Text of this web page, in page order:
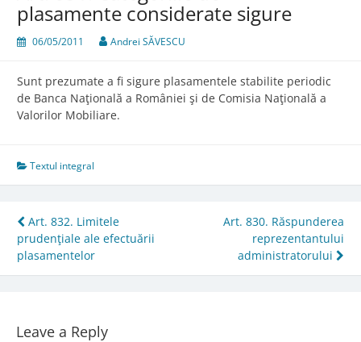
plasamente considerate sigure
06/05/2011 Andrei SĂVESCU
Sunt prezumate a fi sigure plasamentele stabilite periodic
de Banca Naţională a României şi de Comisia Naţională a
Valorilor Mobiliare.
Textul integral
Post
navigation
Art. 832. Limitele
prudenţiale ale efectuării
plasamentelor
Art. 830. Răspunderea
reprezentantului
administratorului
Leave a Reply